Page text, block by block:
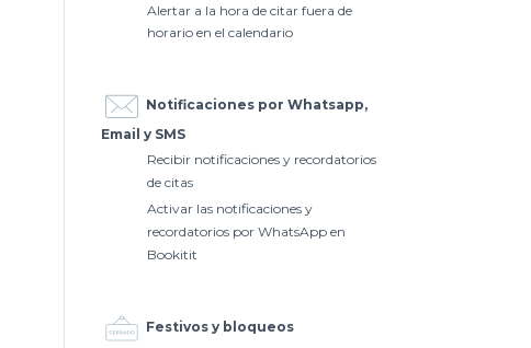
Alertar a la hora de citar fuera de
horario en el calendario
Notificaciones por Whatsapp,
Email y SMS
Recibir notificaciones y recordatorios
de citas
Activar las notificaciones y
recordatorios por WhatsApp en
Bookitit
Festivos y bloqueos